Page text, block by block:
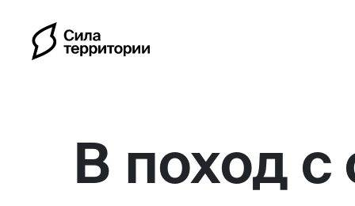
В поход с